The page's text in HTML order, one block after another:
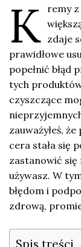
K remy
zdaje
prawidłowe
popełnić błąd
tych
czyszczące
zauważyłeś,
cera stała się
zastanowić się
używasz. W
błędom i
zdrową,
Spis treści